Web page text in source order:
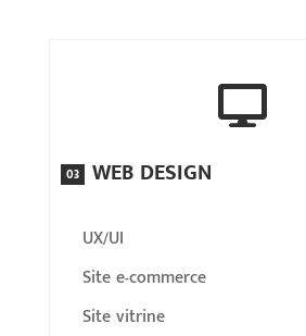

03 WEB DESIGN
UX/UI
Site e-commerce
Site vitrine